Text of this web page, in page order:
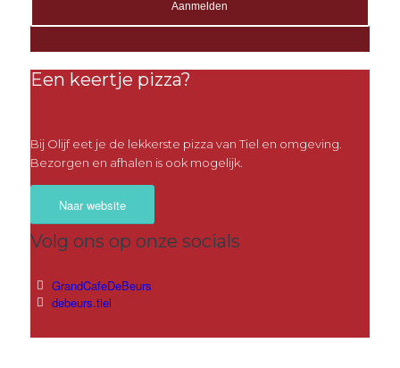
Een keertje pizza?
Bij Olijf eet je de lekkerste pizza van Tiel en omgeving.
Bezorgen en afhalen is ook mogelijk.
Naar website
Volg ons op onze socials
GrandCafeDeBeurs
debeurs.tiel